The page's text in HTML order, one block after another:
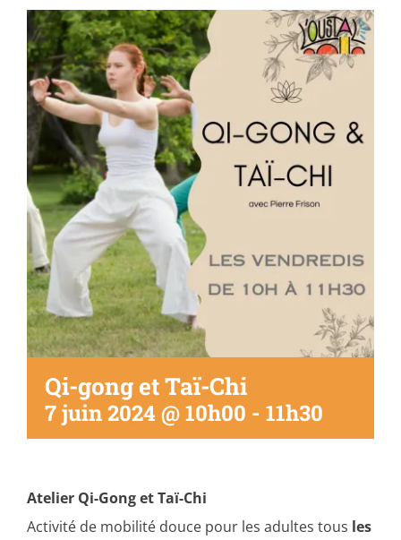
Séniors, Vie locale
Contacts
Qi-gong et Taï-Chi
7 juin 2024 @ 10h00 - 11h30
Atelier Qi-Gong et Taï-Chi
Activité de mobilité douce pour les adultes tous les